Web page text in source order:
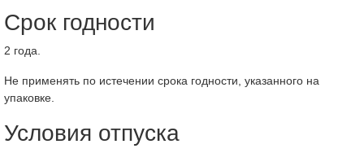
Срок годности
2 года.
Не применять по истечении срока годности, указанного на
упаковке.
Условия отпуска